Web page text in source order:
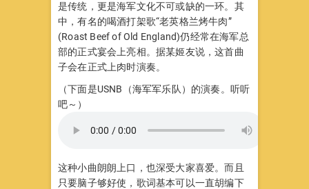
是传统，更是海军文化不可或缺的一环。其
中，有名的喝酒打架歌“老英格兰烤牛肉”
(Roast Beef of Old England)仍经常在海军总
部的正式宴会上亮相。据某姬友说，这首曲
子会在正式上肉时演奏。
（下面是USNB（海军军乐队）的演奏。听听
吧～）
这种小曲朗朗上口，也深受大家喜爱。而且
只要脑子够好使，歌词基本可以一直胡编下